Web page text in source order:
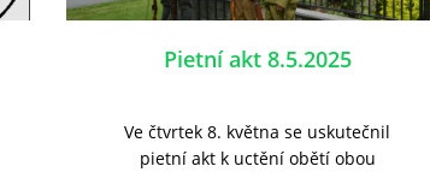
Pietní akt 8.5.2025
Ve čtvrtek 8. května se uskutečnil
pietní akt k uctění obětí obou